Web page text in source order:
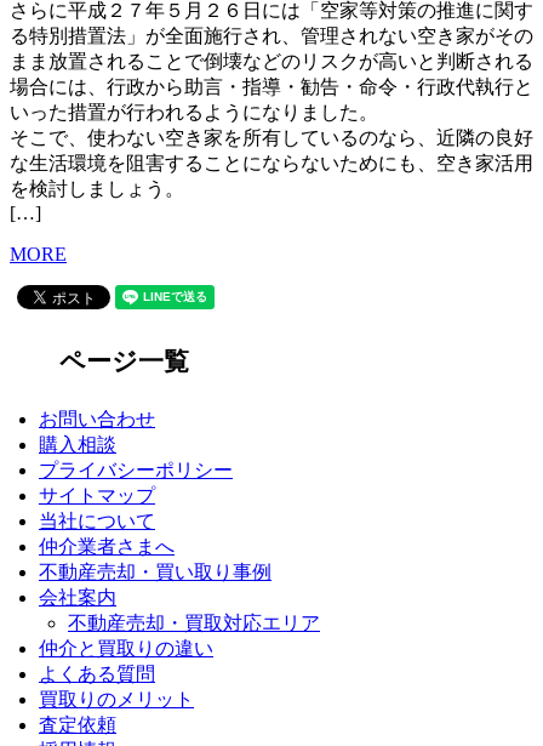
さらに平成２７年５月２６日には「空家等対策の推進に関す
る特別措置法」が全面施行され、管理されない空き家がその
まま放置されることで倒壊などのリスクが高いと判断される
場合には、行政から助言・指導・勧告・命令・行政代執行と
いった措置が行われるようになりました。
そこで、使わない空き家を所有しているのなら、近隣の良好
な生活環境を阻害することにならないためにも、空き家活用
を検討しましょう。
[…]
MORE
ページ一覧
お問い合わせ
購入相談
プライバシーポリシー
サイトマップ
当社について
仲介業者さまへ
不動産売却・買い取り事例
会社案内
不動産売却・買取対応エリア
仲介と買取りの違い
よくある質問
買取りのメリット
査定依頼